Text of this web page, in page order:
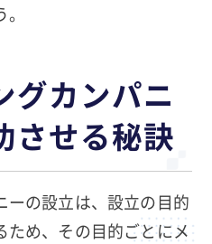
グカンパニ
させる秘訣
ーの設立は、設立の目的
ため、その目的ごとにメ